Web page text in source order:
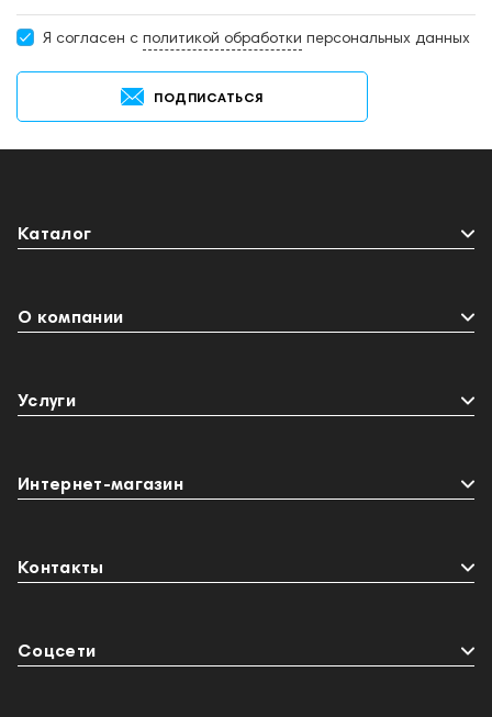
Я согласен c политикой обработки персональных данных
ПОДПИСАТЬСЯ
Каталог
О компании
Услуги
Интернет-магазин
Контакты
Coцсети